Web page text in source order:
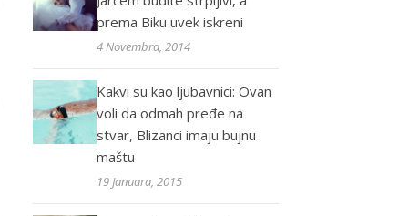
prema Biku uvek iskreni
4 Novembra, 2014
Kakvi su kao ljubavnici: Ovan
voli da odmah pređe na
stvar, Blizanci imaju bujnu
maštu
19 Januara, 2015